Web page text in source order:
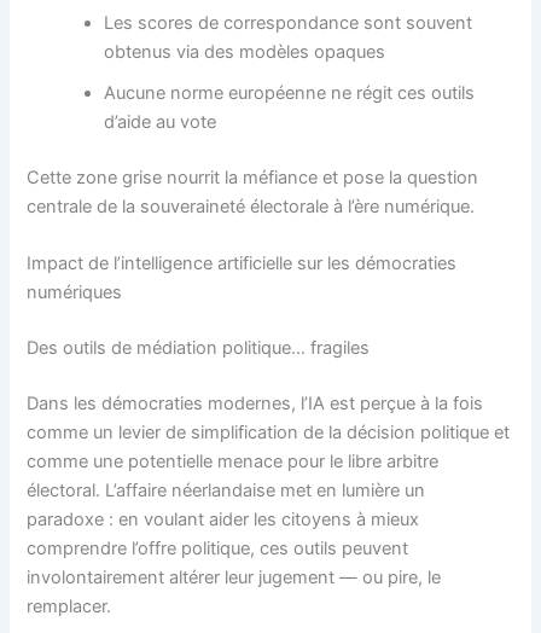
Les scores de correspondance sont souvent
obtenus via des modèles opaques
Aucune norme européenne ne régit ces outils
d’aide au vote
Cette zone grise nourrit la méfiance et pose la question
centrale de la souveraineté électorale à l’ère numérique.
Impact de l’intelligence artificielle sur les démocraties
numériques
Des outils de médiation politique… fragiles
Dans les démocraties modernes, l’IA est perçue à la fois
comme un levier de simplification de la décision politique et
comme une potentielle menace pour le libre arbitre
électoral. L’affaire néerlandaise met en lumière un
paradoxe : en voulant aider les citoyens à mieux
comprendre l’offre politique, ces outils peuvent
involontairement altérer leur jugement — ou pire, le
remplacer.